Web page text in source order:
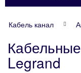
Кабель канал
Legrand